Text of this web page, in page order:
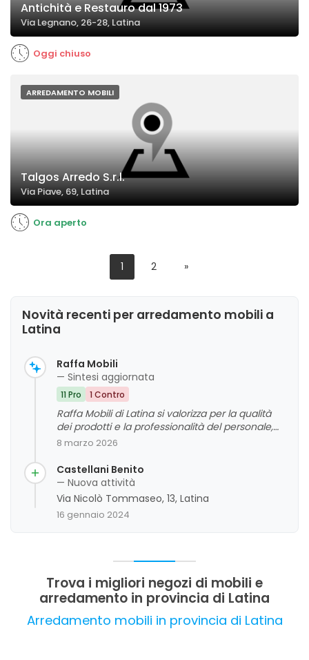
Antichità e Restauro dal 1973
Via Legnano, 26-28, Latina
Oggi chiuso
ARREDAMENTO MOBILI
Talgos Arredo S.r.l.
Via Piave, 69, Latina
Ora aperto
1 2 »
Novità recenti per arredamento mobili a
Latina
Raffa Mobili
— Sintesi aggiornata
11 Pro 1 Contro
Raffa Mobili di Latina si valorizza per la qualità
dei prodotti e la professionalità del personale,
che dimostra grande competenza e cortesia. I
disponibilità e la capacità di gestire anche
eventuali inconvenienti con attenzione e
pazienza. La valutazione complessiva è molto
positiva, evidenziando un'attività di alto livello
nel settore dell'arredamento, con un forte
8 marzo 2026
Castellani Benito
— Nuova attività
Via Nicolò Tommaseo, 13, Latina
16 gennaio 2024
Trova i migliori negozi di mobili e
arredamento in provincia di Latina
Arredamento mobili in provincia di Latina